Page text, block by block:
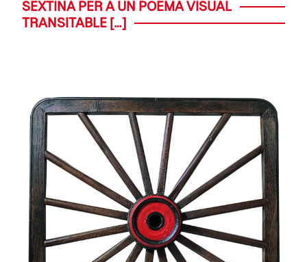
SEXTINA PER A UN POEMA VISUAL
TRANSITABLE […]